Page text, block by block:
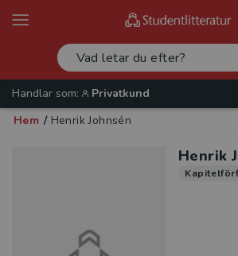
Handlar som:
Privatkund
Hem / Henrik Johnsén
Henrik